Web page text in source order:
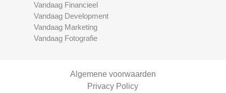
Vandaag Financieel
Vandaag Development
Vandaag Marketing
Vandaag Fotografie
Algemene voorwaarden
Privacy Policy